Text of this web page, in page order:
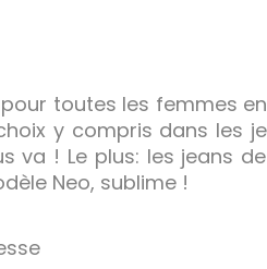
toutes les femmes
y compris dans les
va ! Le plus: les jeans
Neo, sublime !